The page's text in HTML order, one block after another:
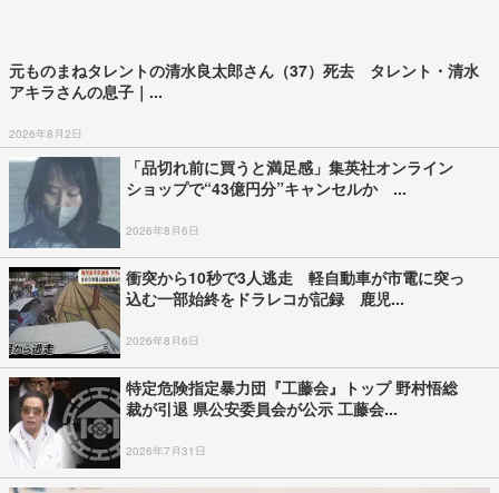
元ものまねタレントの清水良太郎さん（37）死去 タレント・清水
アキラさんの息子｜...
2026年8月2日
「品切れ前に買うと満足感」集英社オンライン
ショップで“43億円分”キャンセルか ...
2026年8月6日
衝突から10秒で3人逃走 軽自動車が市電に突っ
込む一部始終をドラレコが記録 鹿児...
2026年8月6日
特定危険指定暴力団『工藤会』トップ 野村悟総
裁が引退 県公安委員会が公示 工藤会...
2026年7月31日